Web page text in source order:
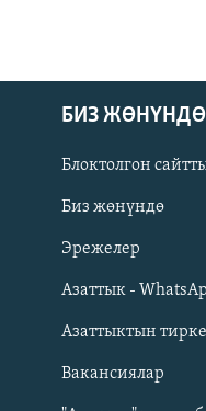
Русский
ОНЛАЙН ШЕРИНЕ
БИЗ ЖӨНҮНДӨ
Блоктолгон
Биз жөнүндө
Эрежелер
Азаттык -
Азаттыктын
Вакансиялар